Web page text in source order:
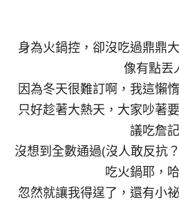
身為火鍋控，卻沒吃過鼎鼎
像有點丟
因為冬天很難訂啊，我這懶
只好趁著大熱天，大家吵著
議吃詹記
沒想到全數通過(沒人敢反抗
吃火鍋耶，哈
忽然就讓我得逞了，還有小